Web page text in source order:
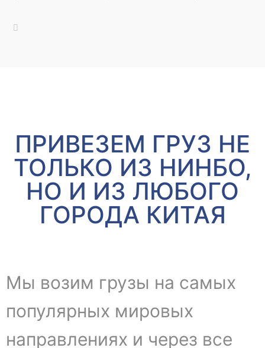
ПРИВЕЗЕМ ГРУЗ НЕ
ТОЛЬКО ИЗ НИНБО,
НО И ИЗ ЛЮБОГО
ГОРОДА КИТАЯ
Мы возим грузы на самых
популярных мировых
направлениях и через все